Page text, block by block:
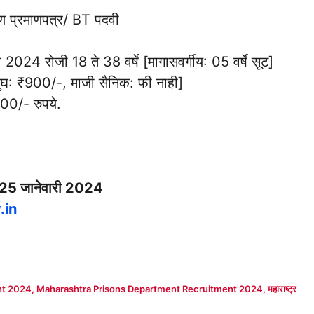
प्रमाणपत्र/ BT पदवी
2024 रोजी 18 ते 38 वर्षे [मागासवर्गीय: 05 वर्षे सूट]
₹900/-, माजी सैनिक: फी नाही]
रुपये.
जानेवारी 2024
2024, Maharashtra Prisons Department Recruitment 2024,महाराष्ट्र